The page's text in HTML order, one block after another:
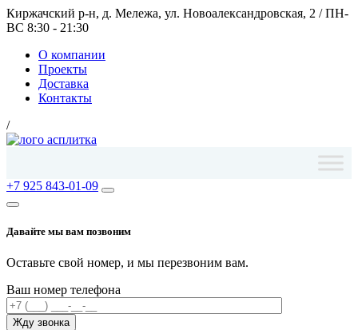
Киржачский р-н, д. Мележа, ул. Новоалександровская, 2 / ПН-
ВС 8:30 - 21:30
О компании
Проекты
Доставка
Контакты
/
+7 925 843-01-09
Давайте мы вам позвоним
Оставьте свой номер, и мы перезвоним вам.
Ваш номер телефона